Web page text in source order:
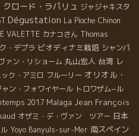
クロード・ラパリュ ジャジャキスタ
Dégustation La Pioche Chinon
VALETTE カナコさん Thomas
・デプラ ビオディナミ栽培 シャンパ
ァン・リショーム 丸山宏人 台湾 レ
ク・アミロ フルーリー オリオル・
ャン・フォワイヤール トロワザム−ル
2017 Malaga Jean François
オザミ・デ・ヴァン ツアー 日本
Yoyo Banyuls-sur-Mer 南スペイン